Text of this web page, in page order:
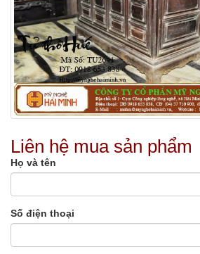
Liên hệ mua sản phẩm
Họ và tên
Số điện thoại